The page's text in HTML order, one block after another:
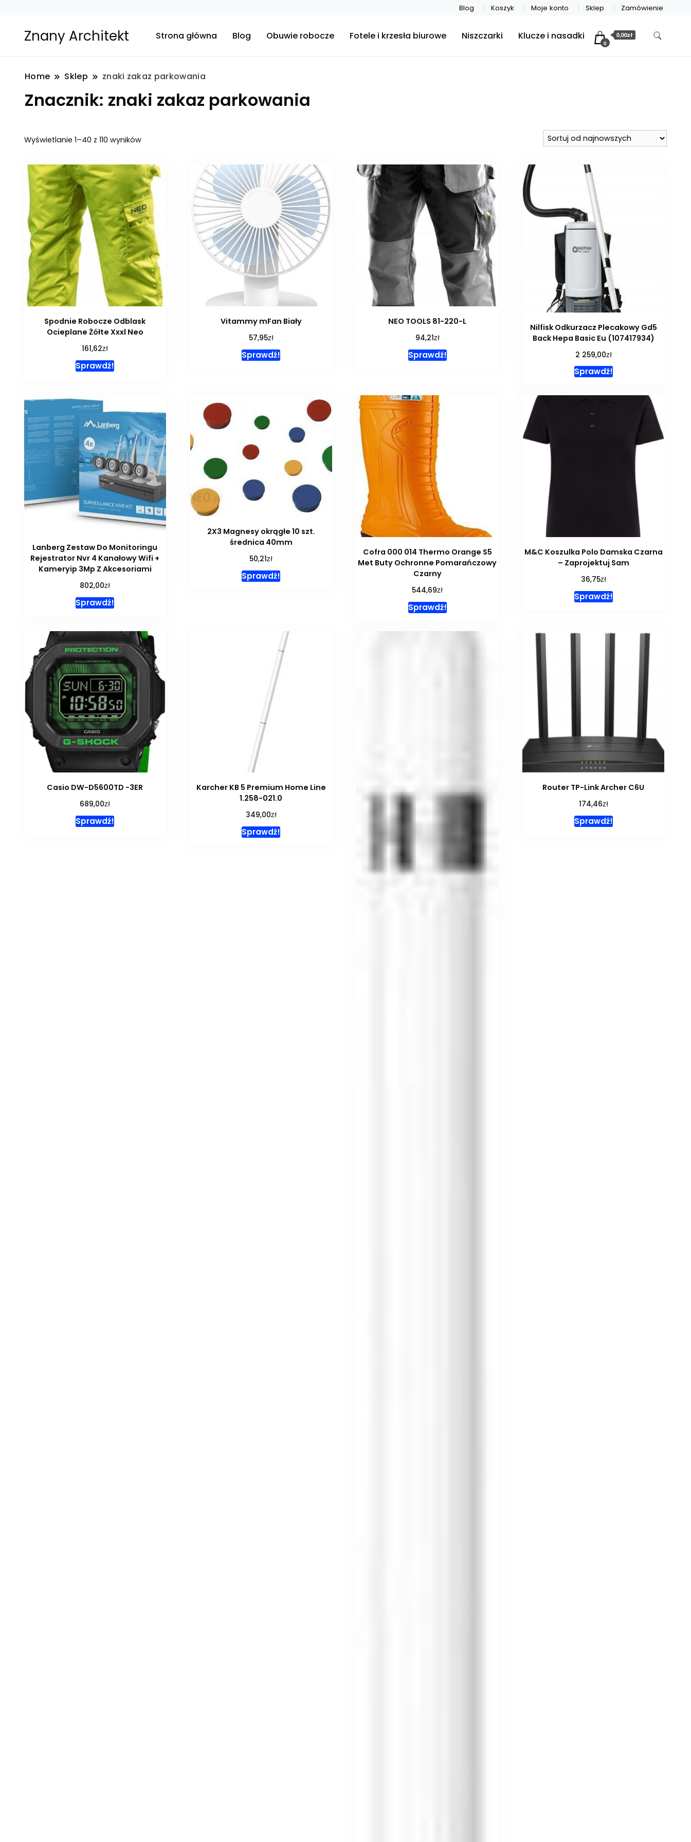
Blog Koszyk Moje konto Sklep Zamówienie
Znany Architekt Strona główna Blog Obuwie robocze Fotele i krzesła biurowe Niszczarki Klucze i nasadki
0
0,00zł
Home Sklep znaki zakaz parkowania
Znacznik: znaki zakaz parkowania
Wyświetlanie 1–40 z 110 wynikówPosortowane
najnowszych
Spodnie Robocze Odblask
Ocieplane Żółte Xxxl Neo
161,62zł
Sprawdź!
Vitammy mFan Biały
57,95zł
Sprawdź!
NEO TOOLS 81-220-L
94,21zł
Sprawdź!
Nilfisk Odkurzacz Plecakowy Gd5
Back Hepa Basic Eu (107417934)
2 259,00zł
Sprawdź!
Lanberg Zestaw Do Monitoringu
Rejestrator Nvr 4 Kanałowy Wifi +
Kameryip 3Mp Z Akcesoriami
802,00zł
Sprawdź!
2X3 Magnesy okrągłe 10 szt.
średnica 40mm
50,21zł
Sprawdź!
Cofra 000 014 Thermo Orange S5
Met Buty Ochronne Pomarańczowy
Czarny
544,69zł
Sprawdź!
M&C Koszulka Polo Damska Czarna
– Zaprojektuj Sam
36,75zł
Sprawdź!
Casio DW-D5600TD -3ER
689,00zł
Sprawdź!
Karcher KB 5 Premium Home Line
1.258-021.0
349,00zł
Sprawdź!
Router TP-Link Archer C6U
174,46zł
Sprawdź!